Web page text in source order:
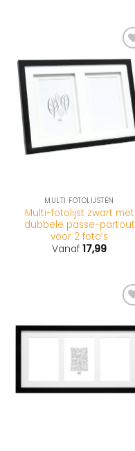
MULTI FOTOLIJSTEN
Multi-fotolijst zwart met
dubbele passe-partout
voor 2 foto’s
Vanaf 17,99